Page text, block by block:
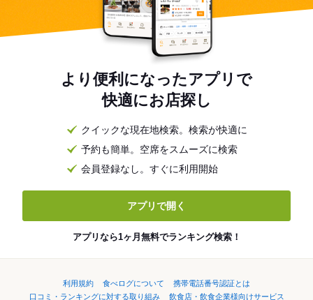
より便利になったアプリで
快適にお店探し
クイックな現在地検索。検索が快適に
予約も簡単。空席をスムーズに検索
会員登録なし。すぐに利用開始
アプリで開く
アプリなら1ヶ月無料でランキング検索！
利用規約 食べログについて
携帯電話番号認証とは
口コミ・ランキングに対する取り組み
飲食店・飲食企業様向けサービス